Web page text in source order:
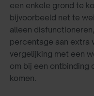
een enkele grond te
bijvoorbeeld net te
alleen
percentage aan extra
vergelijking met een
om bij een ontbinding
komen.